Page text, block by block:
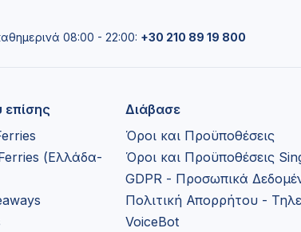
08:00 - 22:00: +30 210 89 19 800
επίσης
(Ελλάδα-
Διάβασε
Όροι και Προϋποθέσεις
Όροι και Προϋποθέσεις
GDPR - Προσωπικά
Πολιτική Απορρήτου -
VoiceBot